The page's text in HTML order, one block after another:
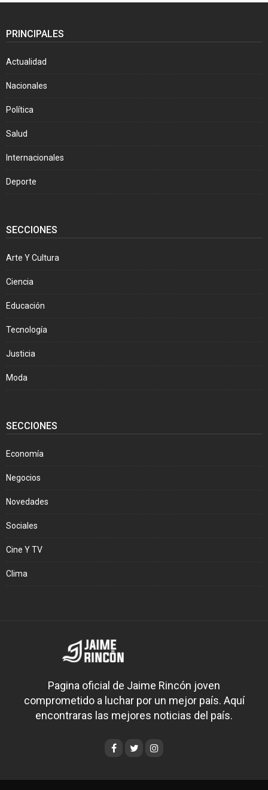
PRINCIPALES
Actualidad
Nacionales
Política
Salud
Internacionales
Deporte
SECCIONES
Arte Y Cultura
Ciencia
Educación
Tecnología
Justicia
Moda
SECCIONES
Economía
Negocios
Novedades
Sociales
Cine Y TV
Clima
Pagina oficial de Jaime Rincón joven
comprometido a luchar por un mejor país. Aquí
encontraras las mejores noticias del país.